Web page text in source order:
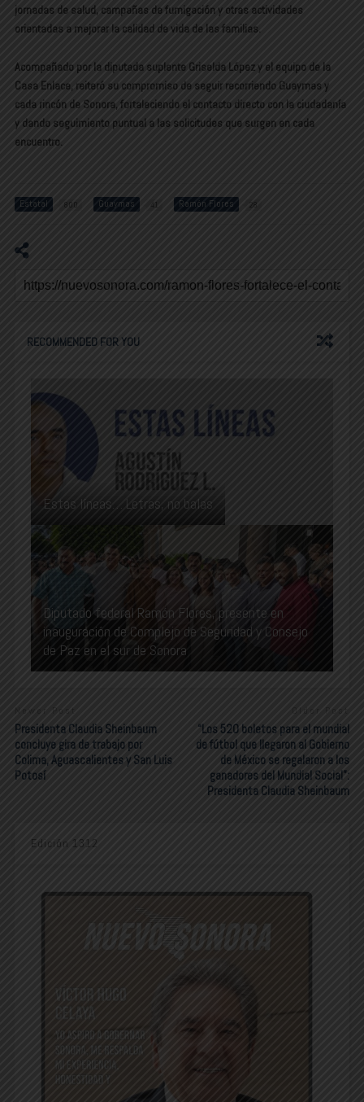
jornadas de salud, campañas de fumigación y otras actividades
orientadas a mejorar la calidad de vida de las familias.
Acompañado por la diputada suplente Griselda López y el equipo de la
Casa Enlace, reiteró su compromiso de seguir recorriendo Guaymas y
cada rincón de Sonora, fortaleciendo el contacto directo con la ciudadanía
y dando seguimiento puntual a las solicitudes que surgen en cada
encuentro.
Estatal 800 Guaymas 41 Ramón Flores 28
RECOMMENDED FOR YOU
Estas líneas… Letras, no balas
Diputado federal Ramón Flores, presente en
inauguración de Complejo de Seguridad y Consejo
de Paz en el sur de Sonora
Newer Post
Presidenta Claudia Sheinbaum
concluye gira de trabajo por
Colima, Aguascalientes y San Luis
Potosí
“Los 520 boletos para el mundial
de fútbol que llegaron al Gobierno
de México se regalaron a los
ganadores del Mundial Social”:
Presidenta Claudia Sheinbaum
Edición 1312